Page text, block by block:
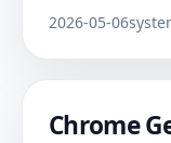
2026-05-06
Chrome